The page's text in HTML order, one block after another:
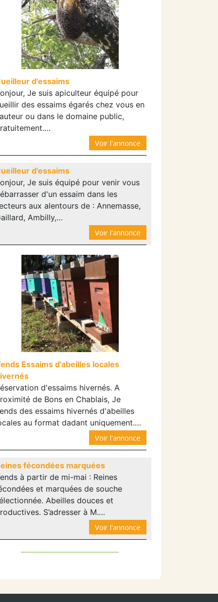
d'essaims
Je suis apiculteur équipé pour
des essaims égarés chez vous en
ou dans le domaine public,
Voir l'annonce
d'essaims
Je suis équipé pour venir vous
d'un essaim dans les
aux alentours de : Annemasse,
Ambilly,…
Voir l'annonce
Essaims d'abeilles locales
d'essaims hivernés. A
de Bons en Chablais, Je
des essaims hivernés d'abeilles
au format dadant uniquement.…
Voir l'annonce
fécondées marquées
à partir de mi-mai : Reines
et marquées de souche
Abeilles douces et
S’adresser à M.…
Voir l'annonce